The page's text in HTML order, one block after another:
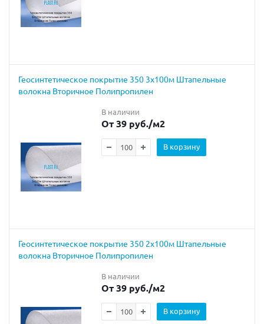
Геосинтетическое покрытие 350 3х100м Штапельные
волокна Вторичное Полипропилен
В наличии
От 39 руб./м2
В корзину
Геосинтетическое покрытие 350 2х100м Штапельные
волокна Вторичное Полипропилен
В наличии
От 39 руб./м2
В корзину